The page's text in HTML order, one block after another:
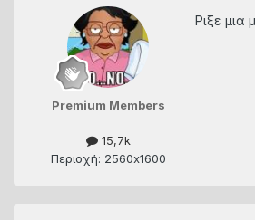
Premium Members
15,7k
Περιοχή: 2560x1600
Ριξε μια